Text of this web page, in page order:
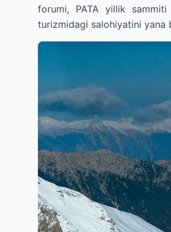
forumi, PATA yillik
turizmidagi salohiyatini yana